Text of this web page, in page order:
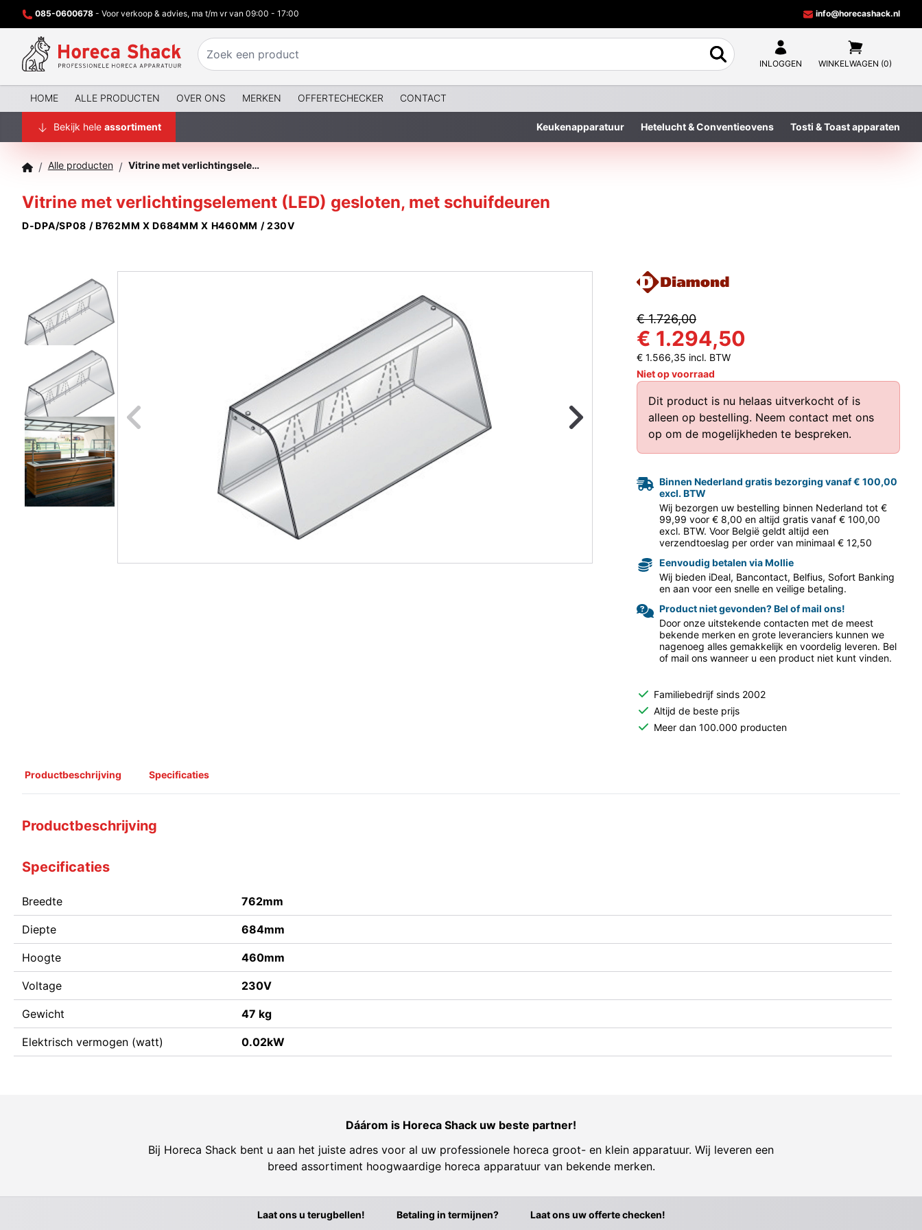
085-0600678 - Voor verkoop & advies, ma t/m vr van 09:00 - 17:00 info@horecashack.nl
INLOGGEN WINKELWAGEN (0)
HOME ALLE PRODUCTEN OVER ONS MERKEN OFFERTECHECKER CONTACT
Bekijk hele assortiment Keukenapparatuur Hetelucht & Conventieovens Tosti & Toast apparaten
/ Alle producten / Vitrine met verlichtingselement (LED) gesloten, met schuifdeuren
Vitrine met verlichtingselement (LED) gesloten, met schuifdeuren
D-DPA/SP08 / B762MM X D684MM X H460MM / 230V
Naar vorige foto Naar volgende
€ 1.726,00
€ 1.294,50
€ 1.566,35 incl. BTW
Niet op voorraad
Dit product is nu helaas uitverkocht of is
alleen op bestelling. Neem contact met ons
op om de mogelijkheden te bespreken.
Binnen Nederland gratis bezorging vanaf € 100,00
excl. BTW
Wij bezorgen uw bestelling binnen Nederland tot €
99,99 voor € 8,00 en altijd gratis vanaf € 100,00
excl. BTW. Voor België geldt altijd een
verzendtoeslag per order van minimaal € 12,50
Eenvoudig betalen via Mollie
Wij bieden iDeal, Bancontact, Belfius, Sofort Banking
en aan voor een snelle en veilige betaling.
Product niet gevonden? Bel of mail ons!
Door onze uitstekende contacten met de meest
bekende merken en grote leveranciers kunnen we
nagenoeg alles gemakkelijk en voordelig leveren. Bel
of mail ons wanneer u een product niet kunt vinden.
Familiebedrijf sinds 2002
Altijd de beste prijs
Meer dan 100.000 producten
Productbeschrijving Specificaties
Productbeschrijving
Specificaties
Breedte 762mm
Diepte 684mm
Hoogte 460mm
Voltage 230V
Gewicht 47 kg
Elektrisch vermogen (watt) 0.02kW
Dáárom is Horeca Shack uw beste partner!
Bij Horeca Shack bent u aan het juiste adres voor al uw professionele horeca groot- en klein apparatuur. Wij leveren een
breed assortiment hoogwaardige horeca apparatuur van bekende merken.
Laat ons u terugbellen! Betaling in termijnen? Laat ons uw offerte checken!